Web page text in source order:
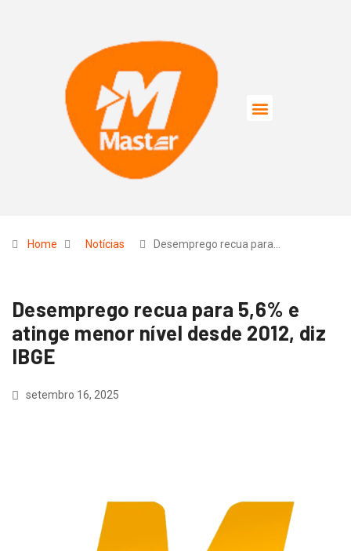
Home Notícias Desemprego recua para…
Desemprego recua para 5,6% e
atinge menor nível desde 2012, diz
IBGE
setembro 16, 2025